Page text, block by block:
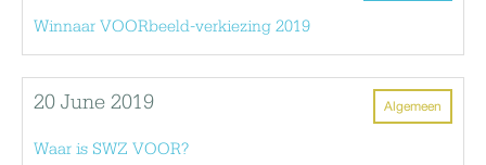
Winnaar VOORbeeld-verkiezing 2019
Algemeen
20 June 2019
Waar is SWZ VOOR?